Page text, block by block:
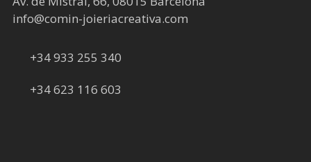
info@comin-joieriacreativa.com
+34 933 255 340
+34 623 116 603